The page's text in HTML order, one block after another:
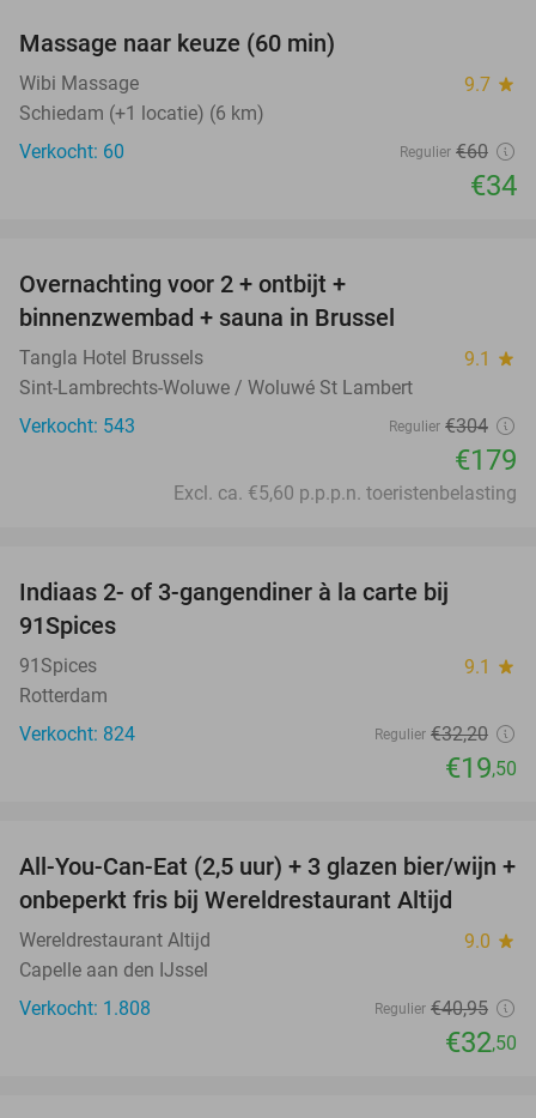
Massage naar keuze (60 min)
Wibi Massage 9.7 star
Schiedam (+1 locatie) (6 km)
Verkocht: 60
Regulier €60
€34
Overnachting voor 2 + ontbijt +
binnenzwembad + sauna in Brussel
Tangla Hotel Brussels 9.1 star
Sint-Lambrechts-Woluwe / Woluwé St Lambert
Verkocht: 543
Regulier €304
€179
Excl. ca. €5,60 p.p.p.n. toeristenbelasting
Indiaas 2- of 3-gangendiner à la carte bij
91Spices
91Spices 9.1 star
Rotterdam
Verkocht: 824
Regulier €32,20
€19,50
21%
All-You-Can-Eat (2,5 uur) + 3 glazen bier/wijn +
onbeperkt fris bij Wereldrestaurant Altijd
Wereldrestaurant Altijd 9.0 star
Capelle aan den IJssel
Verkocht: 1.808
Regulier €40,95
€32,50